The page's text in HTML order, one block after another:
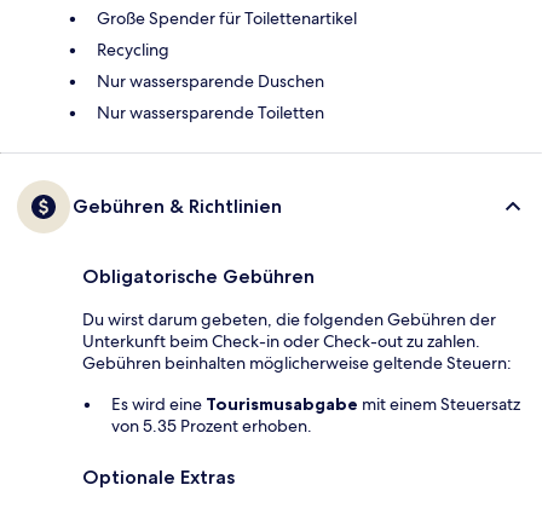
Große Spender für Toilettenartikel
Recycling
Nur wassersparende Duschen
Nur wassersparende Toiletten
Gebühren & Richtlinien
Obligatorische Gebühren
Du wirst darum gebeten, die folgenden Gebühren der
Unterkunft beim Check-in oder Check-out zu zahlen.
Gebühren beinhalten möglicherweise geltende Steuern:
Es wird eine Tourismusabgabe mit einem Steuersatz
von 5.35 Prozent erhoben.
Optionale Extras